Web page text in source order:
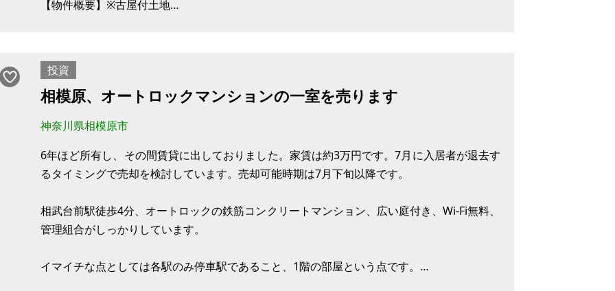
【物件概要】※古屋付土地
建物：66.91㎡
構造：木造
現況：空き家
投資
相模原、オートロックマンションの一室を売ります
神奈川県相模原市
6年ほど所有し、その間賃貸に出しておりました。家賃は約3万円です。7月に入居者が退去す
るタイミングで売却を検討しています。売却可能時期は7月下旬以降です。
相武台前駅徒歩4分、オートロックの鉄筋コンクリートマンション、広い庭付き、Wi-Fi無料、
管理組合がしっかりしています。
イマイチな点としては各駅のみ停車駅であること、1階の部屋という点です。